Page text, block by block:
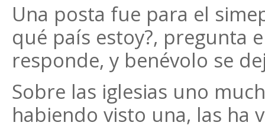
Una posta fue para el
qué país estoy?, pregunta
responde, y benévolo se
Sobre las iglesias uno
habiendo visto una, las ha